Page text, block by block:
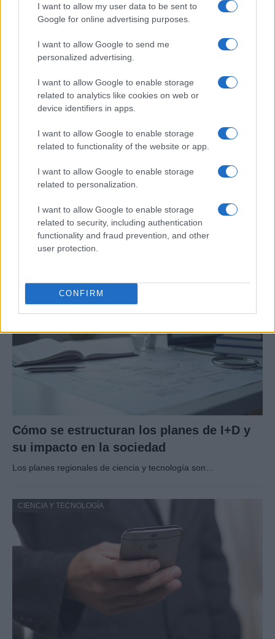
I want to allow my user data to be sent to
Google for online advertising purposes.
I want to allow Google to send me
personalized advertising.
I want to allow Google to enable storage
related to analytics like cookies on web or
device identifiers in apps.
I want to allow Google to enable storage
related to functionality of the website or app.
I want to allow Google to enable storage
related to personalization.
I want to allow Google to enable storage
related to security, including authentication
functionality and fraud prevention, and other
user protection.
CONFIRM
Descubre cómo elegir la mejor opción en STEAM:…
CIENCIA Y TECNOLOGÍA
Preview: Marvel Super Hero Squad, más
superhéroes para Nintendo Wii
Los fans de Nintendo Wii y los superhéroes…
CIENCIA Y TECNOLOGÍA
Cómo se estructuran los planes de I+D y
su impacto en la sociedad
Los planes regionales de ciencia y tecnología son…
CIENCIA Y TECNOLOGÍA